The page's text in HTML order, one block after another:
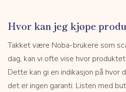
Hvor kan jeg kjøpe
Takket være Noba-brukere som
dag, kan vi ofte vise hvor
Dette kan gi en indikasjon på hvor
det er ingen garanti. Listen med